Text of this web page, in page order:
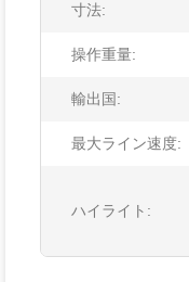
寸法:
操作重量:
輸出国:
最大ライン速度:
ハイライト: